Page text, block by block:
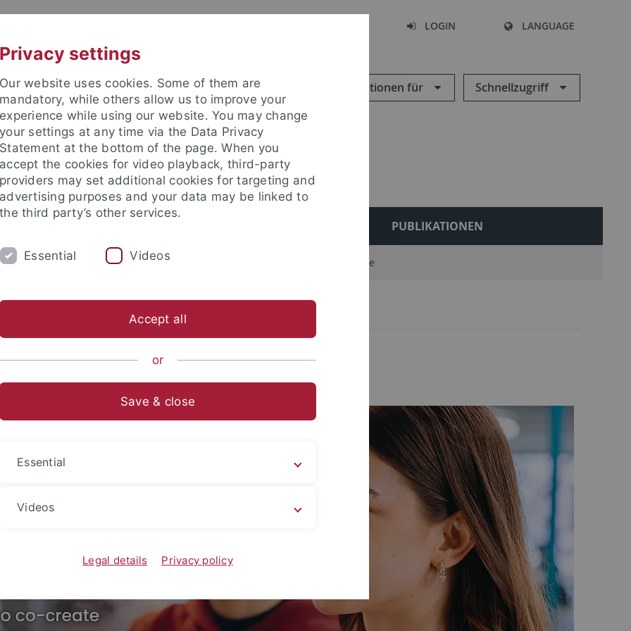
LOGIN LANGUAGE
Informationen für Schnellzugriff
Education
PUBLIKATIONEN
Wissenschaftlicher Beirat Beteiligte Institutionen Recap und Berichte
Tübingen Center for Digital Education
(TüCeDE)
Privacy settings
Our website uses cookies. Some of them are
mandatory, while others allow us to improve your
experience while using our website. You may change
your settings at any time via the Data Privacy
Statement at the bottom of the page. When you
accept the cookies for video playback, third-party
providers may set additional cookies for targeting and
advertising purposes and your data may be linked to
the third party’s other services.
Essential Videos
Accept all
or
Save & close
Essential
Videos
Legal details Privacy policy